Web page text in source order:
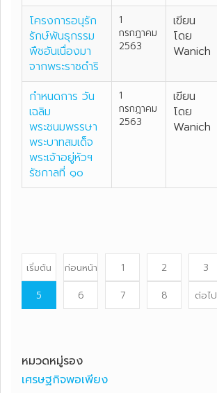
โครงการอนุรัก
รักษ์พันธุกรรม
พืชอันเนื่องมา
จากพระราชดำริ
1
กรกฎาคม
2563
เขียน
โดย
Wanich
กำหนดการ วัน
เฉลิม
พระชนมพรรษา
พระบาทสมเด็จ
พระเจ้าอยู่หัวฯ
รัชกาลที่ ๑๐
1
กรกฎาคม
2563
เขียน
โดย
Wanich
เริ่มต้น ก่อนหน้า 1 2 3
5
6 7 8 ต่อไป
หมวดหมู่รอง
เศรษฐกิจพอเพียง